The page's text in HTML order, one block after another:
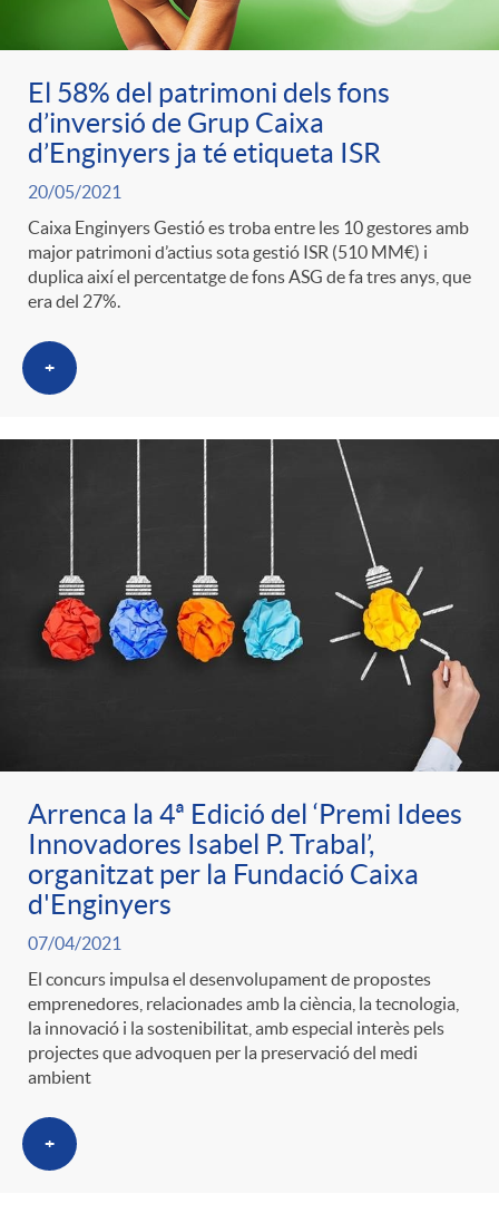
r
a
S
a
l
p
e
n
s
a
p
e
r
c
a
t
o
i
e
s
e
n
i
d
o
F
i
l
t
r
o
l
i
c
a
d
o
e
o
n
t
i
n
g
u
El 58% del patrimoni dels fons
d’inversió de Grup Caixa
d’Enginyers ja té etiqueta ISR
20/05/2021
Caixa Enginyers Gestió es troba entre les 10 gestores amb
major patrimoni d’actius sota gestió ISR (510 MM€) i
duplica així el percentatge de fons ASG de fa tres anys, que
era del 27%.
+
Arrenca la 4ª Edició del ‘Premi Idees
Innovadores Isabel P. Trabal’,
organitzat per la Fundació Caixa
d'Enginyers
07/04/2021
El concurs impulsa el desenvolupament de propostes
emprenedores, relacionades amb la ciència, la tecnologia,
la innovació i la sostenibilitat, amb especial interès pels
projectes que advoquen per la preservació del medi
ambient
+